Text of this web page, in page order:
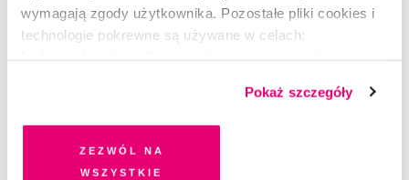
wymagają zgody użytkownika. Pozostałe pliki cookies i
technologie pokrewne są używane w celach:
dobrowolną zgodę na pliki cookies i technologie
pokrewne, zgadzasz się na przechowywanie informacji
na Twoim urządzeniu końcowym lub dostęp do niego i
przetwarzanie danych. Zgodę na wszystkie lub niektóre
Pokaż szczegóły
Zezwól na
wszystkie
Zalety bujania się w hamaku